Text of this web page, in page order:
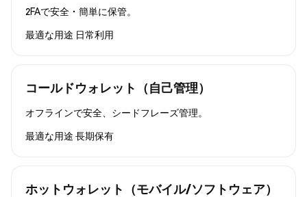
2FAで安全・簡単に保管。
最適な用途 日常利用
コールドウォレット（自己管理）
オフラインで安全、シードフレーズ管理。
最適な用途 長期保有
ホットウォレット（モバイル/ソフトウェア）